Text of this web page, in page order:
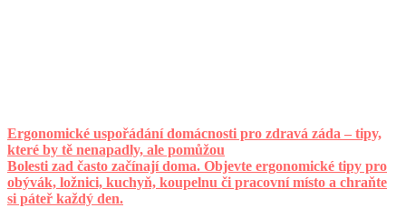
Ergonomické uspořádání domácnosti pro zdravá záda – tipy,
které by tě nenapadly, ale pomůžou
Bolesti zad často začínají doma. Objevte ergonomické tipy pro
obývák, ložnici, kuchyň, koupelnu či pracovní místo a chraňte
si páteř každý den.